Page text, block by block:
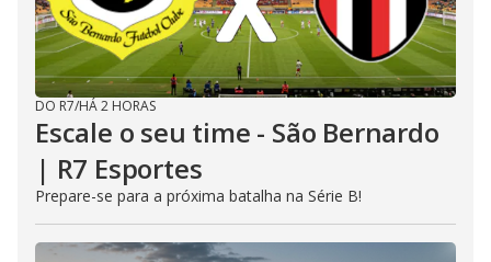
DO R7/HÁ 2 HORAS
Escale o seu time - São Bernardo
| R7 Esportes
Prepare-se para a próxima batalha na Série B!